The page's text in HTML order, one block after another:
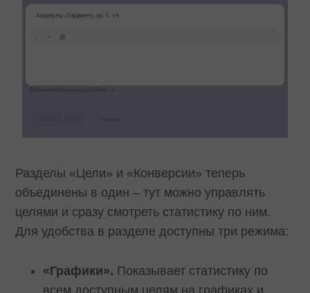
Разделы «Цели» и «Конверсии» теперь
объединены в один – тут можно управлять
целями и сразу смотреть статистику по ним.
Для удобства в разделе доступны три режима:
«Графики». Показывает статистику по
всем доступным целям на графиках и